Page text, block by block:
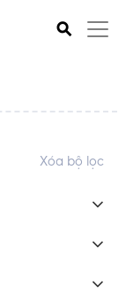
⚲
Xóa bộ lọc